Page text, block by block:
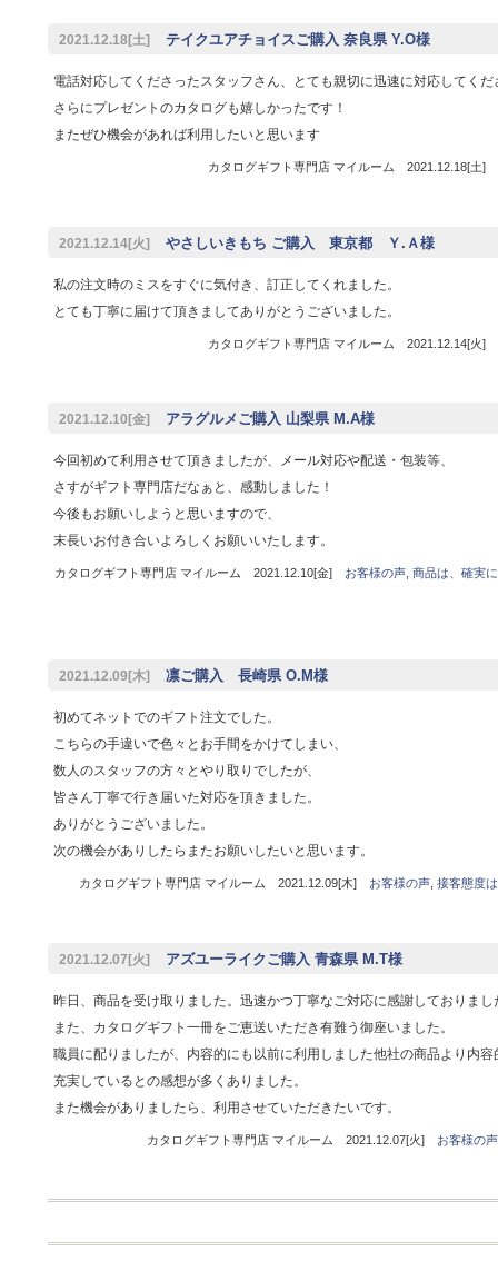
2021.12.18[土] テイクユアチョイスご購入 奈良県 Y.O様
電話対応してくださったスタッフさん、とても親切に迅速に対応してくだ
さらにプレゼントのカタログも嬉しかったです！
またぜひ機会があれば利用したいと思います
カタログギフト専門店 マイルーム 2021.12.18[土]
2021.12.14[火] やさしいきもち ご購入 東京都 Ｙ.Ａ様
私の注文時のミスをすぐに気付き、訂正してくれました。
とても丁寧に届けて頂きましてありがとうございました。
カタログギフト専門店 マイルーム 2021.12.14[火]
2021.12.10[金] アラグルメご購入 山梨県 M.A様
今回初めて利用させて頂きましたが、メール対応や配送・包装等、
さすがギフト専門店だなぁと、感動しました！
今後もお願いしようと思いますので、
末長いお付き合いよろしくお願いいたします。
カタログギフト専門店 マイルーム 2021.12.10[金] お客様の声, 商品は、確実
2021.12.09[木] 凛ご購入 長崎県 O.M様
初めてネットでのギフト注文でした。
こちらの手違いで色々とお手間をかけてしまい、
数人のスタッフの方々とやり取りでしたが、
皆さん丁寧で行き届いた対応を頂きました。
ありがとうございました。
次の機会がありしたらまたお願いしたいと思います。
カタログギフト専門店 マイルーム 2021.12.09[木] お客様の声, 接客態度
2021.12.07[火] アズユーライクご購入 青森県 M.T様
昨日、商品を受け取りました。迅速かつ丁寧なご対応に感謝しておりまし
また、カタログギフト一冊をご恵送いただき有難う御座いました。
職員に配りましたが、内容的にも以前に利用しました他社の商品より内容
充実しているとの感想が多くありました。
また機会がありましたら、利用させていただきたいです。
カタログギフト専門店 マイルーム 2021.12.07[火] お客様の声